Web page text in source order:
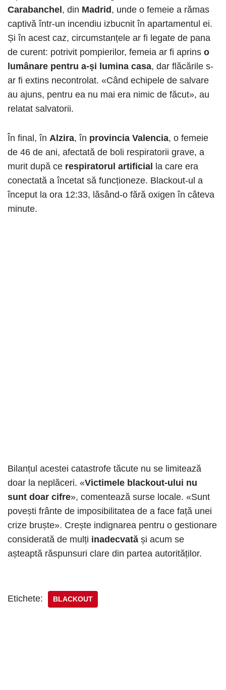
Carabanchel, din Madrid, unde o femeie a rămas
captivă într-un incendiu izbucnit în apartamentul ei.
Și în acest caz, circumstanțele ar fi legate de pana
de curent: potrivit pompierilor, femeia ar fi aprins o
lumânare pentru a-și lumina casa, dar flăcările s-
ar fi extins necontrolat. «Când echipele de salvare
au ajuns, pentru ea nu mai era nimic de făcut», au
relatat salvatorii.
În final, în Alzira, în provincia Valencia, o femeie
de 46 de ani, afectată de boli respiratorii grave, a
murit după ce respiratorul artificial la care era
conectată a încetat să funcționeze. Blackout-ul a
început la ora 12:33, lăsând-o fără oxigen în câteva
minute.
Bilanțul acestei catastrofe tăcute nu se limitează
doar la neplăceri. «Victimele blackout-ului nu
sunt doar cifre», comentează surse locale. «Sunt
povești frânte de imposibilitatea de a face față unei
crize bruște». Crește indignarea pentru o gestionare
considerată de mulți inadecvată și acum se
așteaptă răspunsuri clare din partea autorităților.
Etichete: BLACKOUT